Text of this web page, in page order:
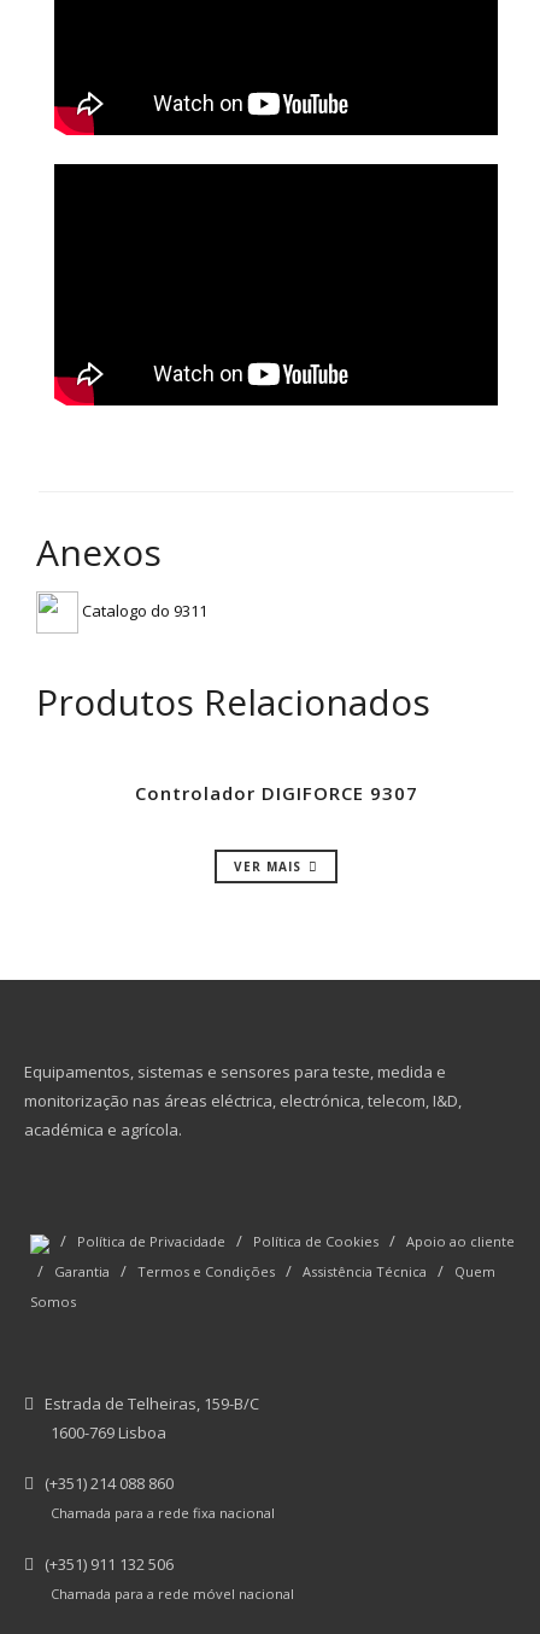
Anexos
Catalogo do 9311
Produtos Relacionados
Controlador DIGIFORCE 9307
VER MAIS
Equipamentos, sistemas e sensores para teste, medida e
monitorização nas áreas eléctrica, electrónica, telecom, I&D,
académica e agrícola.
/ Política de Privacidade / Política de Cookies / Apoio ao cliente
/ Garantia / Termos e Condições / Assistência Técnica /
Quem
Somos
Estrada de Telheiras, 159-B/C
1600-769 Lisboa
(+351) 214 088 860
Chamada para a rede fixa nacional
(+351) 911 132 506
Chamada para a rede móvel nacional